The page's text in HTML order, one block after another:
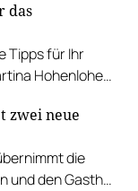
das
Tipps für Ihr
Hohenlohes
zwei neue
die
und den Gasthof